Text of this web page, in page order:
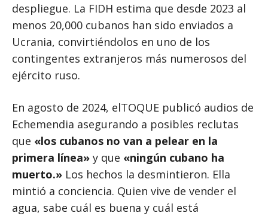
despliegue. La FIDH estima que desde 2023 al
menos 20,000 cubanos han sido enviados a
Ucrania, convirtiéndolos en uno de los
contingentes extranjeros más numerosos del
ejército ruso.
En agosto de 2024, elTOQUE publicó audios de
Echemendia asegurando a posibles reclutas
que «los cubanos no van a pelear en la
primera línea» y que «ningún cubano ha
muerto.» Los hechos la desmintieron. Ella
mintió a conciencia. Quien vive de vender el
agua, sabe cuál es buena y cuál está